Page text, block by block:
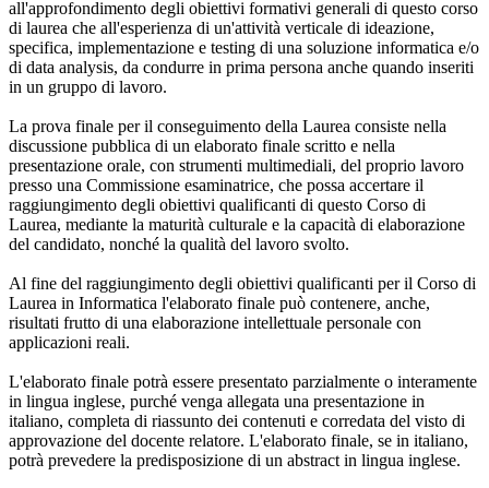
all'approfondimento degli obiettivi formativi generali di questo corso
di laurea che all'esperienza di un'attività verticale di ideazione,
specifica, implementazione e testing di una soluzione informatica e/o
di data analysis, da condurre in prima persona anche quando inseriti
in un gruppo di lavoro.
La prova finale per il conseguimento della Laurea consiste nella
discussione pubblica di un elaborato finale scritto e nella
presentazione orale, con strumenti multimediali, del proprio lavoro
presso una Commissione esaminatrice, che possa accertare il
raggiungimento degli obiettivi qualificanti di questo Corso di
Laurea, mediante la maturità culturale e la capacità di elaborazione
del candidato, nonché la qualità del lavoro svolto.
Al fine del raggiungimento degli obiettivi qualificanti per il Corso di
Laurea in Informatica l'elaborato finale può contenere, anche,
risultati frutto di una elaborazione intellettuale personale con
applicazioni reali.
L'elaborato finale potrà essere presentato parzialmente o interamente
in lingua inglese, purché venga allegata una presentazione in
italiano, completa di riassunto dei contenuti e corredata del visto di
approvazione del docente relatore. L'elaborato finale, se in italiano,
potrà prevedere la predisposizione di un abstract in lingua inglese.